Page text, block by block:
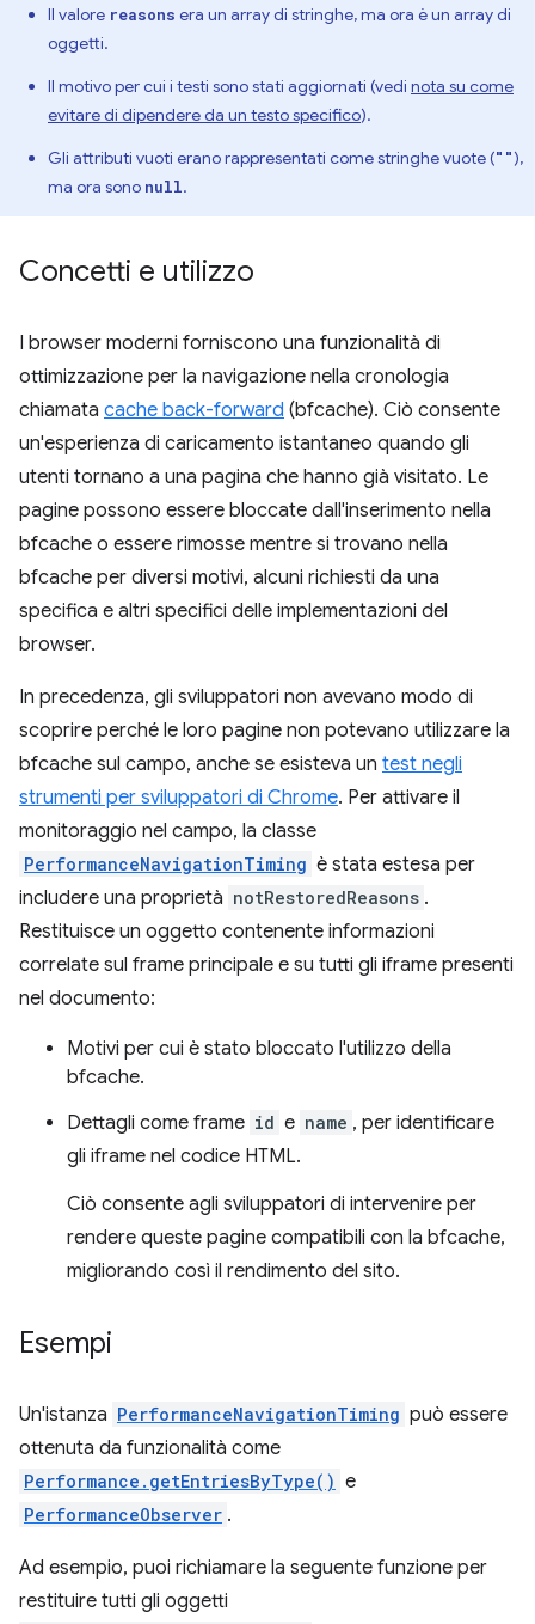
Il valore reasons era un array di stringhe, ma ora è un array di
oggetti.
Il motivo per cui i testi sono stati aggiornati (vedi nota su come
evitare di dipendere da un testo specifico).
Gli attributi vuoti erano rappresentati come stringhe vuote (""),
ma ora sono null.
Concetti e utilizzo
I browser moderni forniscono una funzionalità di
ottimizzazione per la navigazione nella cronologia
chiamata cache back-forward (bfcache). Ciò consente
un'esperienza di caricamento istantaneo quando gli
utenti tornano a una pagina che hanno già visitato. Le
pagine possono essere bloccate dall'inserimento nella
bfcache o essere rimosse mentre si trovano nella
bfcache per diversi motivi, alcuni richiesti da una
specifica e altri specifici delle implementazioni del
browser.
In precedenza, gli sviluppatori non avevano modo di
scoprire perché le loro pagine non potevano utilizzare la
bfcache sul campo, anche se esisteva un test negli
strumenti per sviluppatori di Chrome. Per attivare il
monitoraggio nel campo, la classe
PerformanceNavigationTiming è stata estesa per
includere una proprietà notRestoredReasons .
Restituisce un oggetto contenente informazioni
correlate sul frame principale e su tutti gli iframe presenti
nel documento:
Motivi per cui è stato bloccato l'utilizzo della
bfcache.
Dettagli come frame id e name , per identificare
gli iframe nel codice HTML.
Ciò consente agli sviluppatori di intervenire per
rendere queste pagine compatibili con la bfcache,
migliorando così il rendimento del sito.
Esempi
Un'istanza PerformanceNavigationTiming può essere
ottenuta da funzionalità come
Performance.getEntriesByType() e
PerformanceObserver .
Ad esempio, puoi richiamare la seguente funzione per
restituire tutti gli oggetti